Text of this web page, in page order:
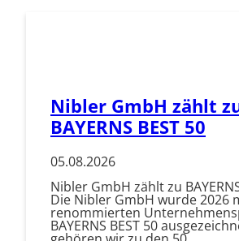
Nibler GmbH zählt
BAYERNS BEST 50
05.08.2026
Nibler GmbH zählt zu
Die Nibler GmbH wurde 2026
renommierten
BAYERNS BEST 50